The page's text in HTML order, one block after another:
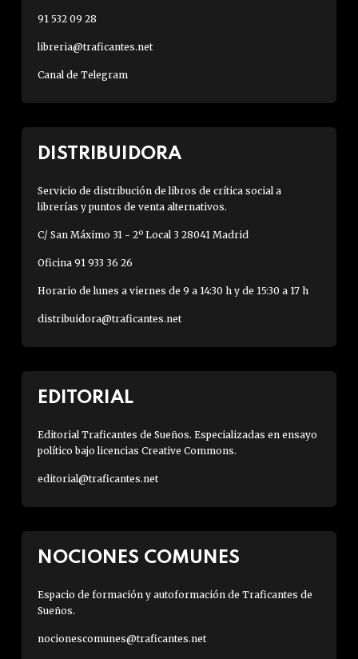
91 532 09 28
libreria@traficantes.net
Canal de Telegram
DISTRIBUIDORA
Servicio de distribución de libros de crítica social a
librerías y puntos de venta alternativos.
C/ San Máximo 31 - 2º Local 3 28041 Madrid
Oficina 91 933 36 26
Horario de lunes a viernes de 9 a 14:30 h y de 15:30 a 17 h
distribuidora@traficantes.net
EDITORIAL
Editorial Traficantes de Sueños. Especializadas en ensayo
político bajo licencias Creative Commons.
editorial@traficantes.net
NOCIONES COMUNES
Espacio de formación y autoformación de Traficantes de
Sueños.
nocionescomunes@traficantes.net